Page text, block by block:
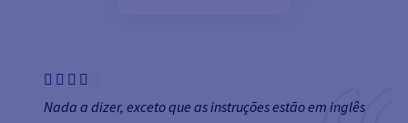
Nada a dizer, exceto que as instruções estão em inglês